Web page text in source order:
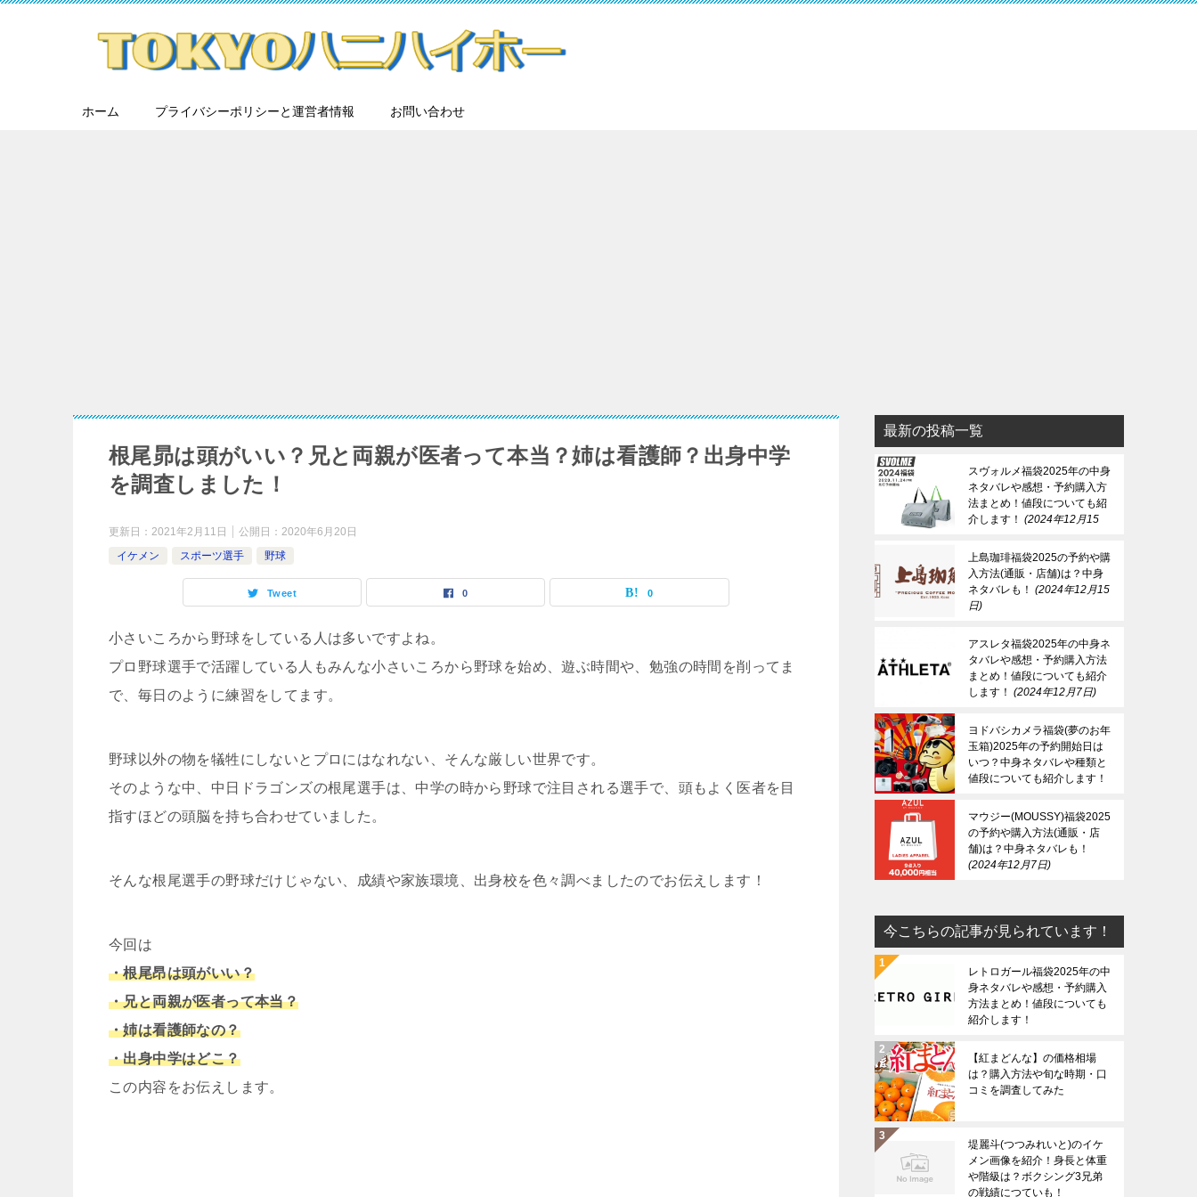
ホーム プライバシーポリシーと運営者情報 お問い合わせ
根尾昴は頭がいい？兄と両親が医者って本当？姉は看護師？出身中学
を調査しました！
更新日： 2021年2月11日 公開日： 2020年6月20日
イケメン
スポーツ選手 野球
Tweet 0 0
小さいころから野球をしている人は多いですよね。
プロ野球選手で活躍している人もみんな小さいころから野球を始め、遊ぶ時間や、勉強の時間を削ってま
で、毎日のように練習をしてます。
野球以外の物を犠牲にしないとプロにはなれない、そんな厳しい世界です。
そのような中、中日ドラゴンズの根尾選手は、 中学の時から野球で注目される選手で、頭もよく医者を目
指すほどの頭脳を持ち合わせていました。
そんな根尾選手の野球だけじゃない、成績や家族環境、出身校を色々調べましたのでお伝えします！
今回は
・根尾昂は頭がいい？
・兄と両親が医者って本当？
・姉は看護師なの？
・出身中学はどこ？
この内容をお伝えします。
最新の投稿一覧
スヴォルメ福袋2025年の中身
ネタバレや感想・予約購入方
法まとめ！値段についても紹
介します！
2024年12月15
上島珈琲福袋2025の予約や購
入方法(通販・店舗)は？中身
ネタバレも！
2024年12月15
日
アスレタ福袋2025年の中身ネ
タバレや感想・予約購入方法
まとめ！値段についても紹介
します！
2024年12月7日
ヨドバシカメラ福袋(夢のお年
玉箱)2025年の予約開始日は
いつ？中身ネタバレや種類と
値段についても紹介します！
マウジー(MOUSSY)福袋2025
の予約や購入方法(通販・店
舗)は？中身ネタバレも！
2024年12月7日
今こちらの記事が見られています！
レトロガール福袋2025年の中
身ネタバレや感想・予約購入
方法まとめ！値段についても
紹介します！
【紅まどんな】の価格相場
は？購入方法や旬な時期・口
コミを調査してみた
堤麗斗(つつみれいと)のイケ
メン画像を紹介！身長と体重
や階級は？ボクシング3兄弟
の戦績につていも！